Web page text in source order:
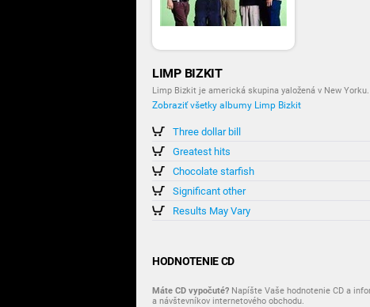
LIMP BIZKIT
Limp Bizkit je americká skupina yaložená v New Yorku.
Zobraziť všetky albumy Limp Bizkit
Three dollar bill
Greatest hits
Chocolate starfish
Significant other
Results May Vary
HODNOTENIE CD
Máte CD vypočuté? Napíšte Vaše hodnotenie CD a
a návštevníkov internetového obchodu.